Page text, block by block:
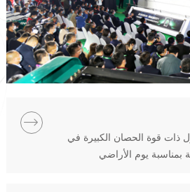
ذات قوة الحصان الكبيرة في
يوم الأراضي
